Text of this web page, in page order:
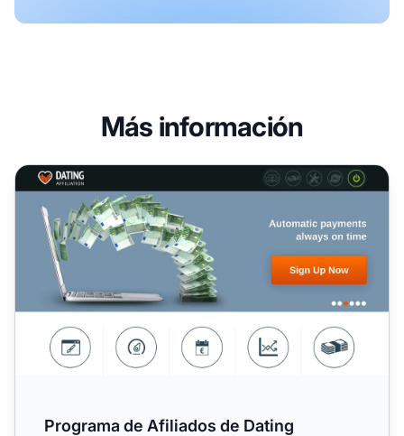
Más información
Programa de Afiliados de Dating Affiliation
Programa de Afiliados de Dating